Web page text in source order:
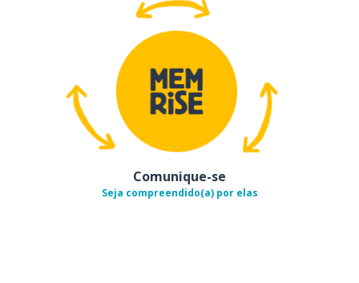
Comunique-se
Seja compreendido(a) por elas